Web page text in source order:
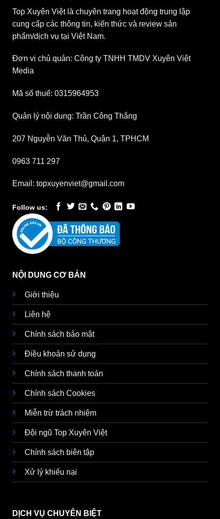
Top Xuyên Việt là chuyên trang hoạt động trung lập
cung cấp các thông tin, kiến thức và review sản
phẩm/dịch vụ tại Việt Nam.
Đơn vị chủ quản: Công ty TNHH TMDV Xuyên Việt
Media
Mã số thuế: 0315964953
Quản lý nội dung: Trần Công Thắng
207 Nguyễn Văn Thủ, Quận 1, TPHCM
0963 711 297
Email: topxuyenviet@gmail.com
Follow us:
NỘI DUNG CƠ BẢN
Giới thiệu
Liên hệ
Chính sách bảo mật
Điều khoản sử dụng
Chính sách thanh toán
Chính sách Cookies
Miễn trừ trách nhiệm
Đội ngũ Top Xuyên Việt
Chính sách biên tập
Xử lý khiếu nại
DỊCH VỤ CHUYÊN BIỆT